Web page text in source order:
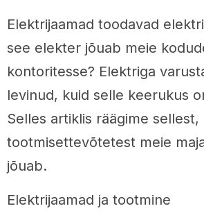
Elektrijaamad toodavad
see elekter jõuab meie
kontoritesse? Elektriga
levinud, kuid selle keerukus
Selles artiklis räägime
tootmisettevõtetest meie
jõuab.
Elektrijaamad ja tootmine